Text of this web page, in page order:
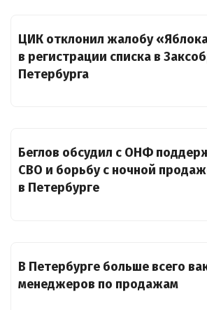
ЦИК отклонил жалобу
в регистрации списка в
Петербурга
Беглов обсудил с ОНФ
СВО и борьбу с ночной
в Петербурге
В Петербурге больше всего
менеджеров по продажам